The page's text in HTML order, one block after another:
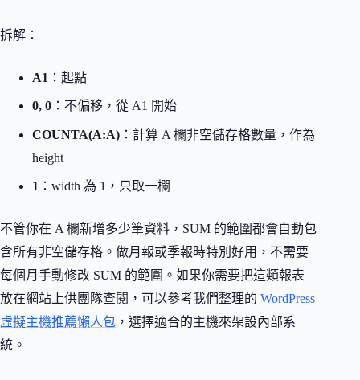
拆解：
A1 ：起點
0, 0 ：不偏移，從 A1 開始
COUNTA(A:A) ：計算 A 欄非空儲存格數量，作為
height
1 ：width 為 1，只取一欄
不管你在 A 欄新增多少筆資料，SUM 的範圍都會自動包
含所有非空儲存格。做月報或季報時特別好用，不需要
每個月手動修改 SUM 的範圍。如果你需要把這類報表
放在網站上供團隊查閱，可以參考我們整理的 WordPress
虛擬主機推薦懶人包 ，選擇適合的主機來架設內部系
統。